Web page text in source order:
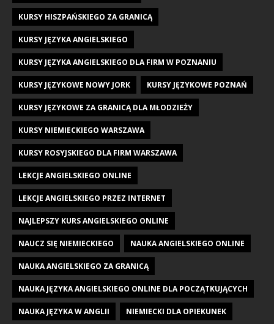
KURSY HISZPAŃSKIEGO ZA GRANICĄ
KURSY JĘZYKA ANGIELSKIEGO
KURSY JĘZYKA ANGIELSKIEGO DLA FIRM W POZNANIU
KURSY JĘZYKOWE NOWY JORK KURSY JĘZYKOWE POZNAŃ
KURSY JĘZYKOWE ZA GRANICĄ DLA MŁODZIEŻY
KURSY NIEMIECKIEGO WARSZAWA
KURSY ROSYJSKIEGO DLA FIRM WARSZAWA
LEKCJE ANGIELSKIEGO ONLINE
LEKCJE ANGIELSKIEGO PRZEZ INTERNET
NAJLEPSZY KURS ANGIELSKIEGO ONLINE
NAUCZ SIĘ NIEMIECKIEGO NAUKA ANGIELSKIEGO ONLINE
NAUKA ANGIELSKIEGO ZA GRANICĄ
NAUKA JĘZYKA ANGIELSKIEGO ONLINE DLA POCZĄTKUJĄCYCH
NAUKA JĘZYKA W ANGLII NIEMIECKI DLA OPIEKUNEK